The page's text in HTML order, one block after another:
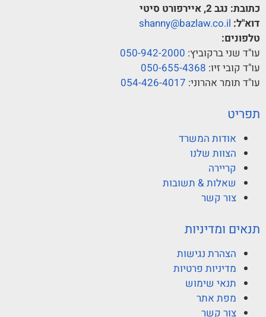
כתובת: נגב 2, איירפורט סיטי
דוא"ל: shanny@bazlaw.co.il
טלפונים:
עו"ד שני ברקוביץ: 050-942-2000
עו"ד קובי זיו: 050-655-4368
עו"ד תומר אהרוני: 054-426-4017
תפריט
אודות המשרד
הצוות שלנו
קריירה
שאלות & תשובות
צור קשר
תנאים ומדיניות
הצהרת נגישות
מדיניות פרטיות
תנאי שימוש
מפת אתר
צור קשר